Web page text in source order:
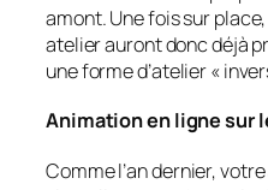
amont. Une fois sur
atelier auront donc déjà
une forme d’atelier «
Animation en ligne sur
Comme l’an dernier,